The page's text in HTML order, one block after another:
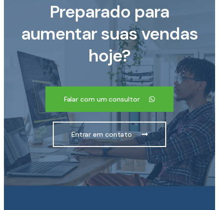
Preparado para
aumentar suas vendas
hoje?
Falar com um consultor
Entrar em contato